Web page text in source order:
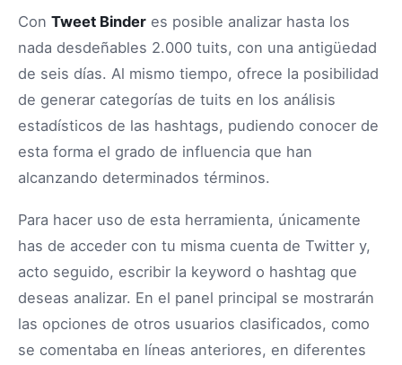
Con Tweet Binder es posible analizar hasta los
nada desdeñables 2.000 tuits, con una antigüedad
de seis días. Al mismo tiempo, ofrece la posibilidad
de generar categorías de tuits en los análisis
estadísticos de las hashtags, pudiendo conocer de
esta forma el grado de influencia que han
alcanzando determinados términos.
Para hacer uso de esta herramienta, únicamente
has de acceder con tu misma cuenta de Twitter y,
acto seguido, escribir la keyword o hashtag que
deseas analizar. En el panel principal se mostrarán
las opciones de otros usuarios clasificados, como
se comentaba en líneas anteriores, en diferentes